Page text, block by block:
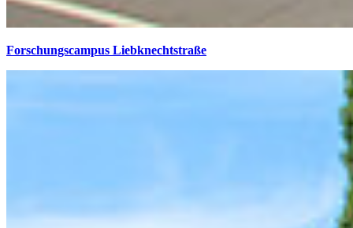
Forschungscampus Liebknechtstraße